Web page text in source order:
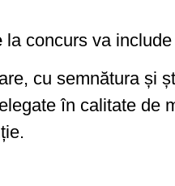
la concurs va
cu semnătura și
în calitate de